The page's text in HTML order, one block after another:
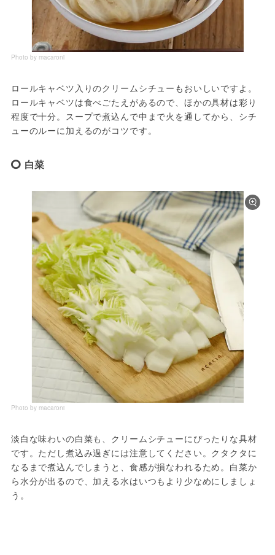
Photo by macaroni
ロールキャベツ入りのクリームシチューもおいしいですよ。
ロールキャベツは食べごたえがあるので、ほかの具材は彩り
程度で十分。スープで煮込んで中まで火を通してから、シチ
ューのルーに加えるのがコツです。
白菜
Photo by macaroni
淡白な味わいの白菜も、クリームシチューにぴったりな具材
です。ただし煮込み過ぎには注意してください。クタクタに
なるまで煮込んでしまうと、食感が損なわれるため。白菜か
ら水分が出るので、加える水はいつもより少なめにしましょ
う。